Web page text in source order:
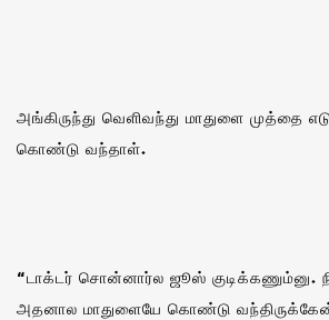
அங்கிருந்து வெளிவந்து மாதுளை முத்தை
கொண்டு வந்தாள்.
“டாக்டர் சொன்னார்ல ஜூஸ் குடிக்கணும்னு.
அதனால மாதுளையே கொண்டு